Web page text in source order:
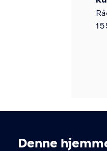
Denne